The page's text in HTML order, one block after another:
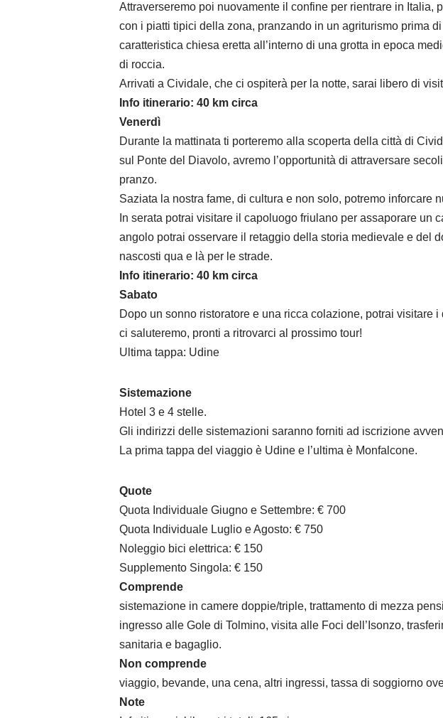
Attraverseremo poi nuovamente il confine per rientrare in
con i piatti tipici della zona, pranzando in un agriturismo prima
caratteristica chiesa eretta all’interno di una grotta in epoca
di roccia.
Arrivati a Cividale, che ci ospiterà per la notte, sarai libero di
Info itinerario: 40 km circa
Venerdì
Durante la mattinata ti porteremo alla scoperta della città di
sul Ponte del Diavolo, avremo l’opportunità di attraversare
pranzo.
Saziata la nostra fame, di cultura e non solo, potremo inforcare
In serata potrai visitare il capoluogo friulano per assaporare
angolo potrai osservare il retaggio della storia medievale e del
nascosti qua e là per le strade.
Info itinerario: 40 km circa
Sabato
Dopo un sonno ristoratore e una ricca colazione, potrai
ci saluteremo, pronti a ritrovarci al prossimo tour!
Ultima tappa: Udine
Sistemazione
Hotel 3 e 4 stelle.
Gli indirizzi delle sistemazioni saranno forniti ad iscrizione
La prima tappa del viaggio è Udine e l’ultima è Monfalcone.
Quote
Quota Individuale Giugno e Settembre: € 700
Quota Individuale Luglio e Agosto: € 750
Noleggio bici elettrica: € 150
Supplemento Singola: € 150
Comprende
sistemazione in camere doppie/triple, trattamento di mezza
ingresso alle Gole di Tolmino, visita alle Foci dell’Isonzo,
sanitaria e bagaglio.
Non comprende
viaggio, bevande, una cena, altri ingressi, tassa di soggiorno
Note